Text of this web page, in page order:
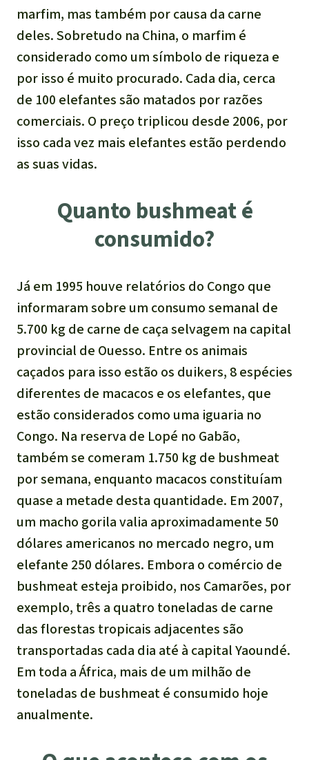
marfim, mas também por causa da carne
deles. Sobretudo na China, o marfim é
considerado como um símbolo de riqueza e
por isso é muito procurado. Cada dia, cerca
de 100 elefantes são matados por razões
comerciais. O preço triplicou desde 2006, por
isso cada vez mais elefantes estão perdendo
as suas vidas.
Quanto bushmeat é
consumido?
Já em 1995 houve relatórios do Congo que
informaram sobre um consumo semanal de
5.700 kg de carne de caça selvagem na capital
provincial de Ouesso. Entre os animais
caçados para isso estão os duikers, 8 espécies
diferentes de macacos e os elefantes, que
estão considerados como uma iguaria no
Congo. Na reserva de Lopé no Gabão,
também se comeram 1.750 kg de bushmeat
por semana, enquanto macacos constituíam
quase a metade desta quantidade. Em 2007,
um macho gorila valia aproximadamente 50
dólares americanos no mercado negro, um
elefante 250 dólares. Embora o comércio de
bushmeat esteja proibido, nos Camarões, por
exemplo, três a quatro toneladas de carne
das florestas tropicais adjacentes são
transportadas cada dia até à capital Yaoundé.
Em toda a África, mais de um milhão de
toneladas de bushmeat é consumido hoje
anualmente.